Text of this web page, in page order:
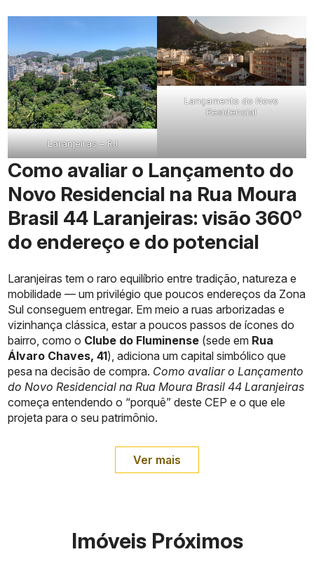
Laranjeiras – RJ
Lançamento do Novo
Residencial
Como avaliar o Lançamento do
Novo Residencial na Rua Moura
Brasil 44 Laranjeiras: visão 360º
do endereço e do potencial
Laranjeiras tem o raro equilíbrio entre tradição, natureza e
mobilidade — um privilégio que poucos endereços da Zona
Sul conseguem entregar. Em meio a ruas arborizadas e
vizinhança clássica, estar a poucos passos de ícones do
bairro, como o Clube do Fluminense (sede em Rua
Álvaro Chaves, 41), adiciona um capital simbólico que
pesa na decisão de compra. Como avaliar o Lançamento
do Novo Residencial na Rua Moura Brasil 44 Laranjeiras
começa entendendo o “porquê” deste CEP e o que ele
projeta para o seu patrimônio.
Ver mais
Imóveis Próximos